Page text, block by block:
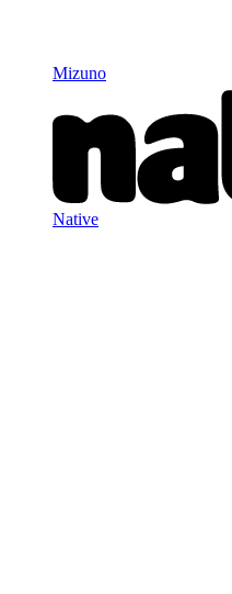
Mizuno
Native